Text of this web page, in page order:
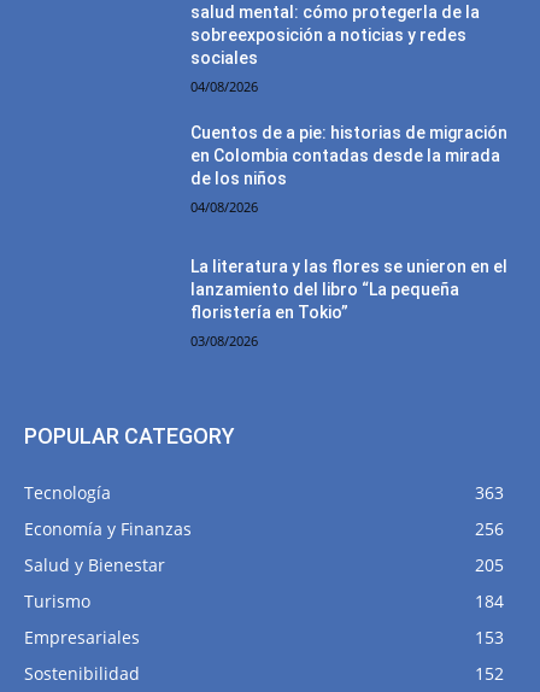
salud mental: cómo protegerla de la
sobreexposición a noticias y redes
sociales
04/08/2026
Cuentos de a pie: historias de migración
en Colombia contadas desde la mirada
de los niños
04/08/2026
La literatura y las flores se unieron en el
lanzamiento del libro “La pequeña
floristería en Tokio”
03/08/2026
POPULAR CATEGORY
Tecnología
363
Economía y Finanzas
256
Salud y Bienestar
205
Turismo
184
Empresariales
153
Sostenibilidad
152